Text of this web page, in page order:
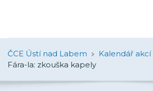
ČCE Ústí nad Labem
Kalendář akcí
Fára-la: zkouška kapely